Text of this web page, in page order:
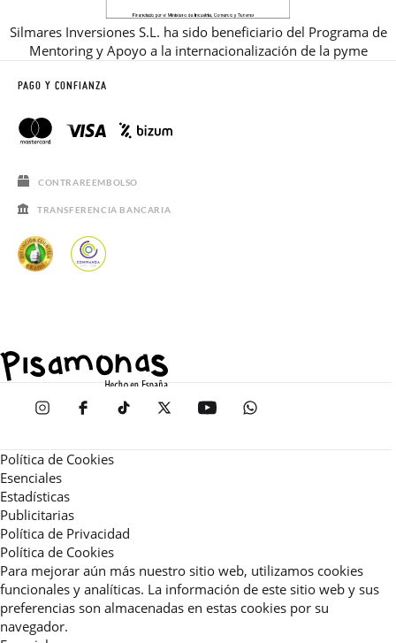
Silmares Inversiones S.L. ha sido beneficiario del Programa de
Mentoring y Apoyo a la internacionalización de la pyme
PAGO Y CONFIANZA
CONTRAREEMBOLSO
TRANSFERENCIA BANCARIA
Política de Cookies
Esenciales
Estadísticas
Publicitarias
Política de Privacidad
Política de Cookies
Para mejorar aún más nuestro sitio web, utilizamos cookies
funcionales y analíticas. La información de este sitio web y sus
preferencias son almacenadas en estas cookies por su
navegador.